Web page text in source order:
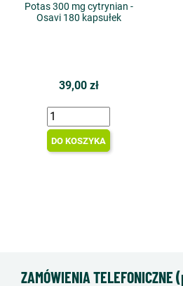
Potas 300 mg cytrynian -
Osavi 180 kapsułek
39,00 zł
DO KOSZYKA
ZAMÓWIENIA